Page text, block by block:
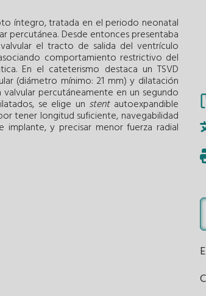
íntegro, tratada en el periodo neonatal
percutánea. Desde entonces presentaba
el tracto de salida del ventrículo
comportamiento restrictivo del
En el cateterismo destaca un TSVD
(diámetro mínimo: 21 mm) y dilatación
percutáneamente en un segundo
se elige un stentautoexpandible
tener longitud suficiente, navegabilidad
y precisar menor fuerza radial